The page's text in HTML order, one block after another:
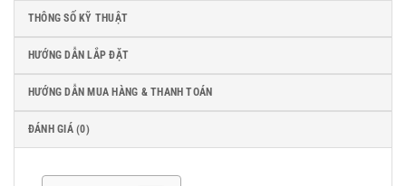
THÔNG SỐ KỸ THUẬT
HƯỚNG DẪN LẮP ĐẶT
HƯỚNG DẪN MUA HÀNG & THANH TOÁN
ĐÁNH GIÁ (0)